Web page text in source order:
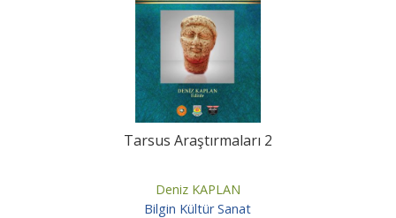
Tarsus Araştırmaları 2
Deniz KAPLAN
Bilgin Kültür Sanat